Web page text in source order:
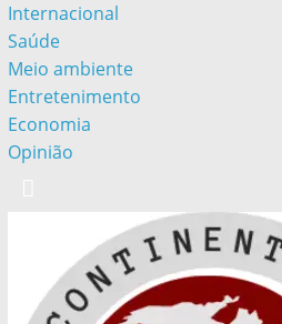
Internacional
Saúde
Meio ambiente
Entretenimento
Economia
Opinião